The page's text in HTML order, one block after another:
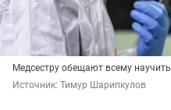
Медсестру обещают всему научить
Источник: Тимур Шарипкулов